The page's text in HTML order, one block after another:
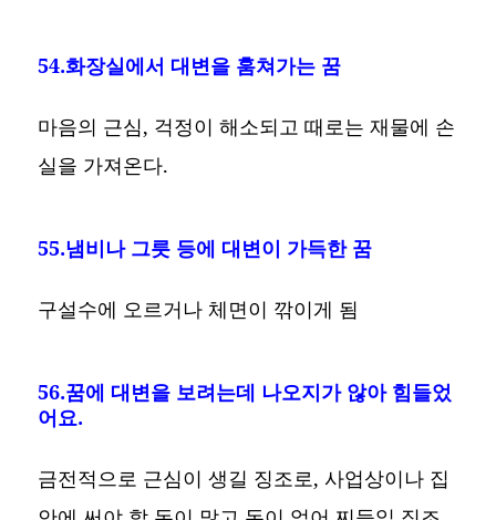
54.화장실에서 대변을 훔쳐가는 꿈
마음의 근심, 걱정이 해소되고 때로는 재물에 손
실을 가져온다.
55.냄비나 그릇 등에 대변이 가득한 꿈
구설수에 오르거나 체면이 깎이게 됨
56.꿈에 대변을 보려는데 나오지가 않아 힘들었
어요.
금전적으로 근심이 생길 징조로, 사업상이나 집